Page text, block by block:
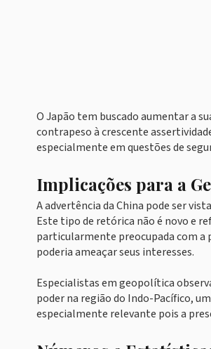
O Japão tem buscado aumentar a
contrapeso à crescente
especialmente em questões de
Implicações para a
A advertência da China pode ser
Este tipo de retórica não é novo e
particularmente preocupada com a
poderia ameaçar seus interesses.
Especialistas em geopolítica
poder na região do Indo-Pacífico,
especialmente relevante pois a